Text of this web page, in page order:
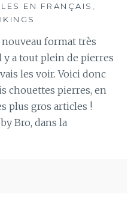
EN FRANÇAIS
format très
y a tout plein de pierres
les voir. Voici donc
chouettes pierres, en
plus gros articles !
Bro, dans la